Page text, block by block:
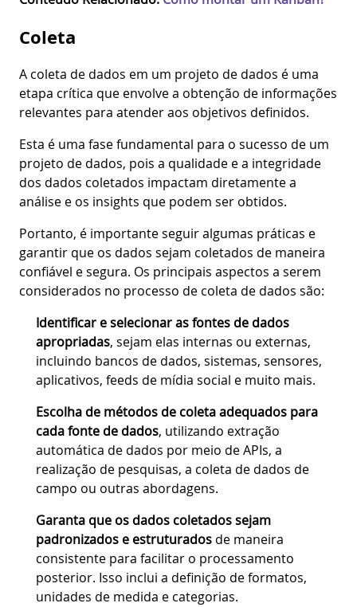
Coleta
A coleta de dados em um projeto de dados é uma
etapa crítica que envolve a obtenção de informações
relevantes para atender aos objetivos definidos.
Esta é uma fase fundamental para o sucesso de um
projeto de dados, pois a qualidade e a integridade
dos dados coletados impactam diretamente a
análise e os insights que podem ser obtidos.
Portanto, é importante seguir algumas práticas e
garantir que os dados sejam coletados de maneira
confiável e segura. Os principais aspectos a serem
considerados no processo de coleta de dados são:
Identificar e selecionar as fontes de dados
apropriadas, sejam elas internas ou externas,
incluindo bancos de dados, sistemas, sensores,
aplicativos, feeds de mídia social e muito mais.
Escolha de métodos de coleta adequados para
cada fonte de dados, utilizando extração
automática de dados por meio de APIs, a
realização de pesquisas, a coleta de dados de
campo ou outras abordagens.
Garanta que os dados coletados sejam
padronizados e estruturadosde maneira
consistente para facilitar o processamento
posterior. Isso inclui a definição de formatos,
unidades de medida e categorias.